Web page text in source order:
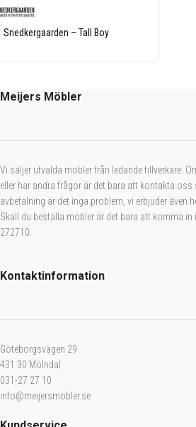
Snedkergaarden – Tall Boy
Meijers Möbler
Vi säljer utvalda möbler från ledande tillverkare.
eller har andra frågor är det bara att kontakta oss
avbetalning är det inga problem, vi erbjuder även
Skall du beställa möbler är det bara att komma in
272710.
Kontaktinformation
Göteborgsvägen 29
431 30 Mölndal
031-27 27 10
info@meijersmobler.se